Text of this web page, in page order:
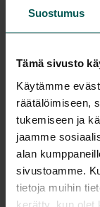
Suostumus
Tämä sivusto
Käytämme
räätälöimiseen,
tukemiseen ja
jaamme
alan
sivustoamme.
tietoja muihin
kerätty, kun olet
Saatavuus
Vantaa:
Tampere:
veloitamme
Tulosta